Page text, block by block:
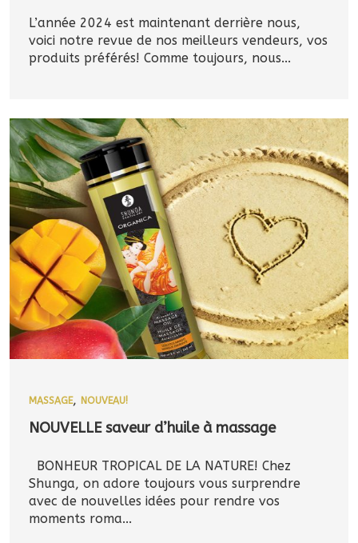
L’année 2024 est maintenant derrière nous,
voici notre revue de nos meilleurs vendeurs, vos
produits préférés! Comme toujours, nous...
MASSAGE, NOUVEAU!
NOUVELLE saveur d’huile à massage
BONHEUR TROPICAL DE LA NATURE! Chez
Shunga, on adore toujours vous surprendre
avec de nouvelles idées pour rendre vos
moments roma...